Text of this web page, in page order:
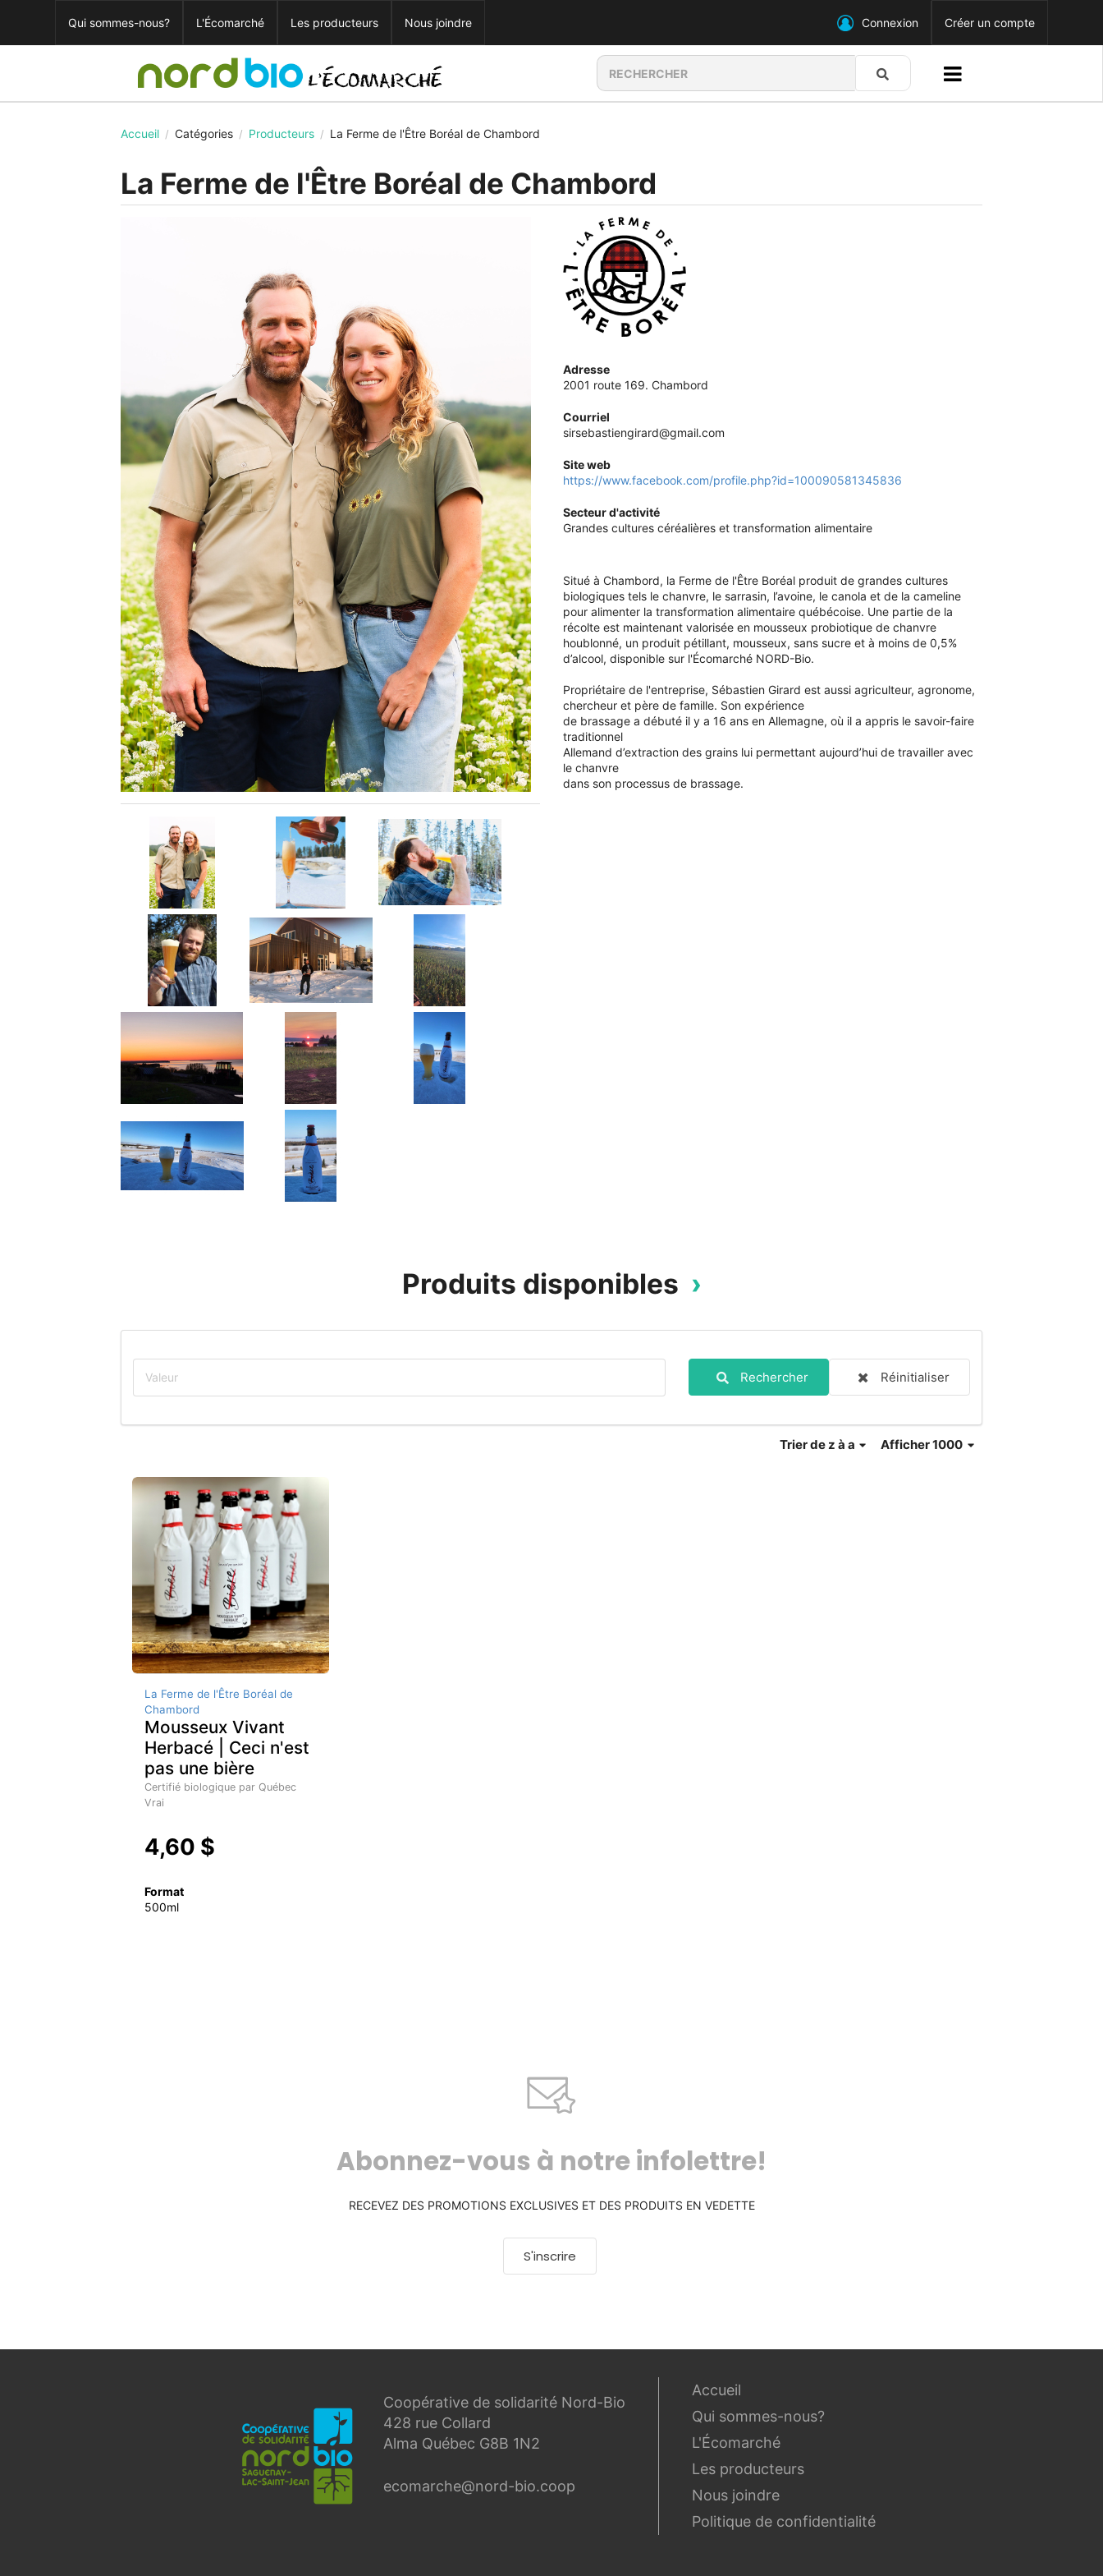
Qui sommes-nous? L'Écomarché Les producteurs Nous joindre Connexion Créer un compte
Accueil / Catégories / Producteurs / La Ferme de l'Être Boréal de Chambord
La Ferme de l'Être Boréal de Chambord
Adresse
2001 route 169. Chambord
Courriel
sirsebastiengirard@gmail.com
Site web
https://www.facebook.com/profile.php?id=100090581345836
Secteur d'activité
Grandes cultures céréalières et transformation alimentaire
Situé à Chambord, la Ferme de l'Être Boréal produit de grandes cultures
biologiques tels le chanvre, le sarrasin, l’avoine, le canola et de la cameline
pour alimenter la transformation alimentaire québécoise. Une partie de la
récolte est maintenant valorisée en mousseux probiotique de chanvre
houblonné, un produit pétillant, mousseux, sans sucre et à moins de 0,5%
d’alcool, disponible sur l'Écomarché NORD-Bio.
Propriétaire de l'entreprise, Sébastien Girard est aussi agriculteur, agronome,
chercheur et père de famille. Son expérience
de brassage a débuté il y a 16 ans en Allemagne, où il a appris le savoir-faire
traditionnel
Allemand d’extraction des grains lui permettant aujourd’hui de travailler avec
le chanvre
dans son processus de brassage.
Produits disponibles
Rechercher Réinitialiser
Afficher 1000
Trierde z à a
La Ferme de l'Être Boréal de
Chambord
Mousseux Vivant
Herbacé | Ceci n'est
pas une bière
Certifié biologique par Québec
Vrai
4,60 $
Format
500ml
Abonnez-vous à notre infolettre!
RECEVEZ DES PROMOTIONS EXCLUSIVES ET DES PRODUITS EN VEDETTE
S'inscrire
Coopérative de solidarité Nord-Bio
428 rue Collard
Alma Québec G8B 1N2
ecomarche@nord-bio.coop
Accueil
Qui sommes-nous?
L'Écomarché
Les producteurs
Nous joindre
Politique de confidentialité